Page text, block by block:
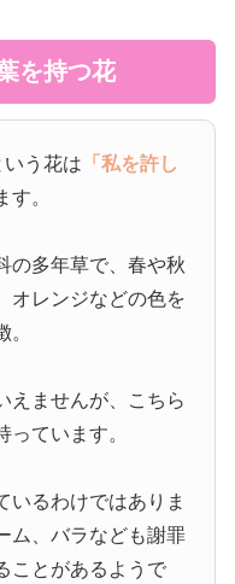
を持つ花
う花は 「私を許し
す。
の多年草で、春や秋
オレンジなどの色を
えませんが、こちら
っています。
いるわけではありま
ム、バラなども謝罪
ことがあるようで